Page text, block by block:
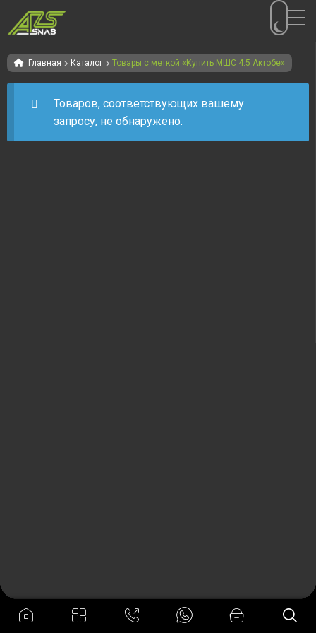
Перейти
к
навигации
Перейти
к
содержимому
Главная Каталог Товары с меткой «Купить МШС 4.5 Актобе»
Товаров, соответствующих вашему
запросу, не обнаружено.